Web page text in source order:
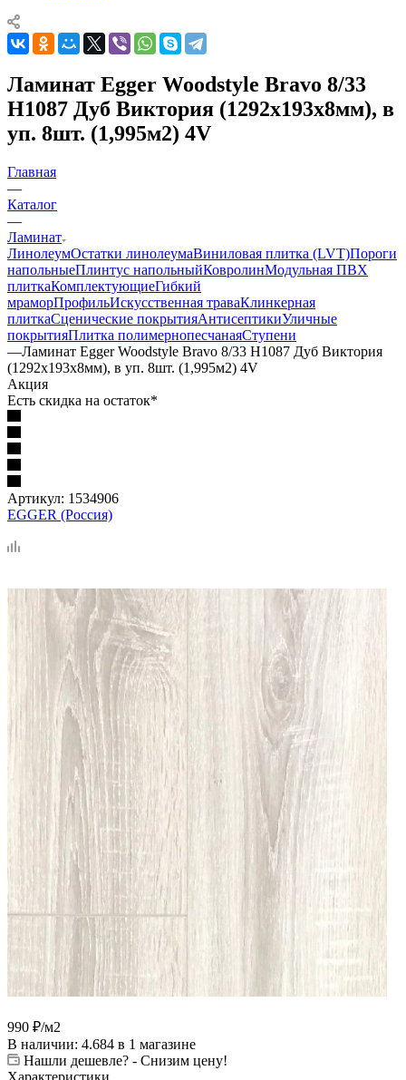
Ламинат Egger Woodstyle Bravo 8/33
H1087 Дуб Виктория (1292х193х8мм), в
уп. 8шт. (1,995м2) 4V
Главная
—
Каталог
—
Ламинат
ЛинолеумОстатки линолеумаВиниловая плитка (LVT)Пороги
напольныеПлинтус напольныйКовролинМодульная ПВХ
плиткаКомплектующиеГибкий
мраморПрофильИскусственная траваКлинкерная
плиткаСценические покрытияАнтисептикиУличные
покрытияПлитка полимернопесчанаяСтупени
—Ламинат Egger Woodstyle Bravo 8/33 H1087 Дуб Виктория
(1292х193х8мм), в уп. 8шт. (1,995м2) 4V
Акция
Есть скидка на остаток*
Артикул: 1534906
EGGER (Россия)
990 ₽/м2
В наличии: 4.684 в 1 магазине
Нашли дешевле? - Снизим цену!
Характеристики